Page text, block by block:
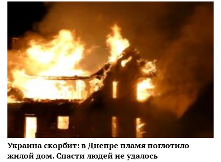
Украина скорбит: в Днепре пламя поглотило
жилой дом. Спасти людей не удалось